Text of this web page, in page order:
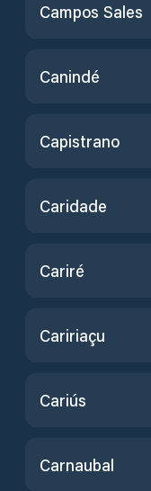
Campos Sales
Canindé
Capistrano
Caridade
Cariré
Caririaçu
Cariús
Carnaubal